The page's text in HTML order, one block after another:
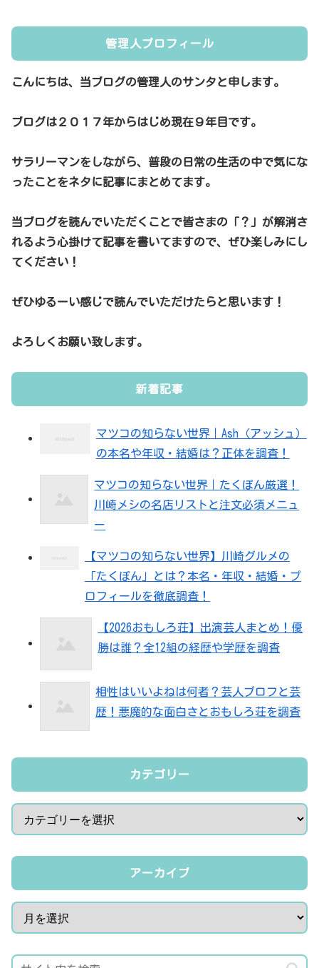
管理人プロフィール
こんにちは、当ブログの管理人のサンタと申します。
ブログは２０１７年からはじめ現在９年目です。
サラリーマンをしながら、普段の日常の生活の中で気にな
ったことをネタに記事にまとめてます。
当ブログを読んでいただくことで皆さまの「？」が解消さ
れるよう心掛けて記事を書いてますので、ぜひ楽しみにし
てください！
ぜひゆるーい感じで読んでいただけたらと思います！
よろしくお願い致します。
新着記事
マツコの知らない世界｜Ash（アッシュ）
の本名や年収・結婚は？正体を調査！
マツコの知らない世界｜たくぽん厳選！
川崎メシの名店リストと注文必須メニュ
ー
【マツコの知らない世界】川崎グルメの
「たくぽん」とは？本名・年収・結婚・プ
ロフィールを徹底調査！
【2026おもしろ荘】出演芸人まとめ！優
勝は誰？全12組の経歴や学歴を調査
相性はいいよねは何者？芸人プロフと芸
歴！悪魔的な面白さとおもしろ荘を調査
カテゴリー
アーカイブ